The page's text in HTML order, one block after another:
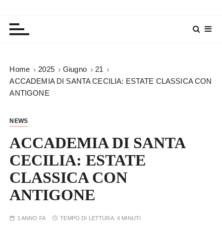
Home 2025 Giugno
21
ACCADEMIA DI SANTA CECILIA: ESTATE CLASSICA CON
ANTIGONE
NEWS
ACCADEMIA DI SANTA
CECILIA: ESTATE
CLASSICA CON
ANTIGONE
1 ANNO FA TEMPO DI LETTURA:4 MINUTI